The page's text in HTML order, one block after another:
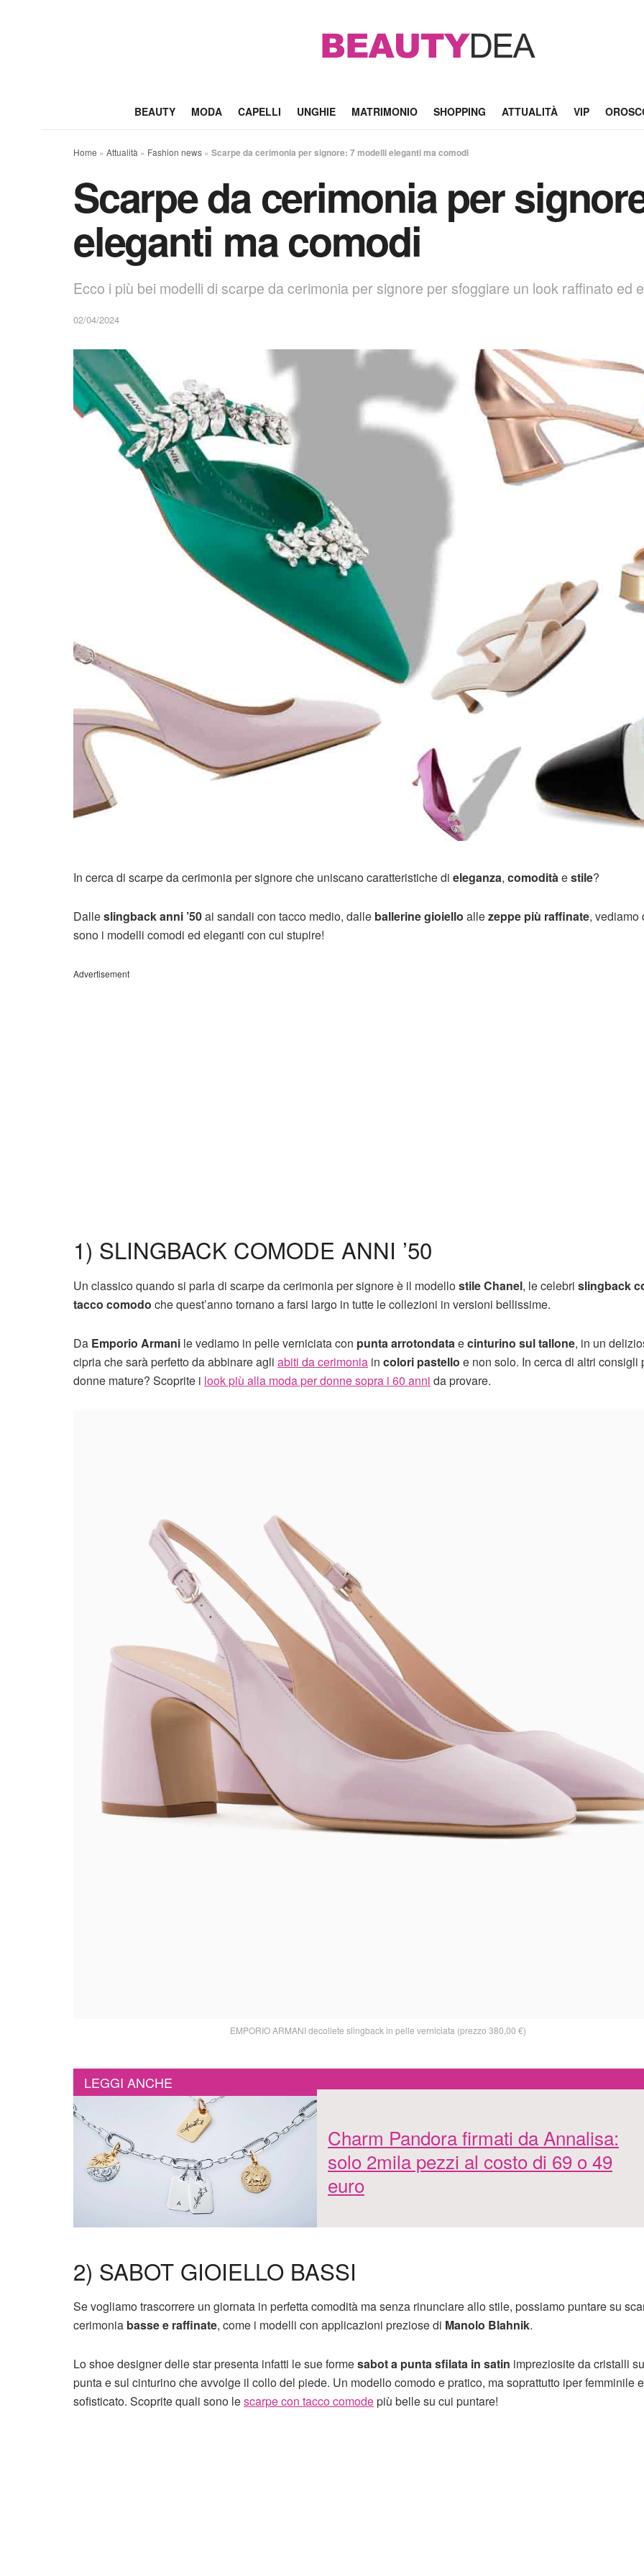
BEAUTY MODA CAPELLI UNGHIE MATRIMONIO SHOPPING ATTUALITÀ VIP
Home » Attualità » Fashion news » Scarpe da cerimonia per signore: 7 modelli eleganti ma comodi
Scarpe da cerimonia per
eleganti ma comodi
Ecco i più bei modelli di scarpe da cerimonia per signore per sfoggiare un look raffinato ed
02/04/2024
In cerca di scarpe da cerimonia per signore che uniscano caratteristiche di eleganza, comoditàestile?
Dalleslingback anni ’50ai sandali con tacco medio, dalle ballerine gioiello allezeppe più raffinate, vediamo
sono i modelli comodi ed eleganti con cui stupire!
Advertisement
1) SLINGBACK COMODE ANNI ’50
Un classico quando si parla di scarpe da cerimonia per signore è il modellostile Chanel, le celebri slingback
tacco comodo che quest’anno tornano a farsi largo in tutte le collezioni in versioni bellissime.
Da Emporio Armani le vediamo in pelle verniciata con punta arrotondataecinturino sul tallone, in un
cipria che sarà perfetto da abbinare agli abiti da cerimonia in colori pastello e non solo. In cerca di altri consigli
donne mature? Scoprite i look più alla moda per donne sopra i 60 anni da provare.
EMPORIO ARMANI decollete slingback in pelle verniciata (prezzo 380,00 €)
LEGGI ANCHE
Charm Pandora firmati da Annalisa:
solo 2mila pezzi al costo di 69 o 49
euro
2) SABOT GIOIELLO BASSI
Se vogliamo trascorrere un giornata in perfetta comodità ma senza rinunciare allo stile, possiamo puntare su
cerimonia basse e raffinate, come i modelli con applicazioni preziose di Manolo Blahnik.
Lo shoe designer delle star presenta infatti le sue formesabot a punta sfilata in satin impreziosite da cristalli
punta e sul cinturino che avvolge il collo del piede. Un modello comodo e pratico, ma soprattutto iper femminile e
sofisticato. Scoprite quali sono lescarpe con tacco comodepiù belle su cui puntare!